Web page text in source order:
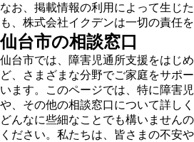
なお、掲載情報の利用によって生じ
も、株式会社イクデンは一切の責任を
仙台市の相談窓口
仙台市では、障害児通所支援をはじ
ど、さまざまな分野でご家庭をサポ
います。このページでは、特に障害
や、その他の相談窓口について詳しく
どんなに些細なことでも構いません
ください。私たちは、皆さまの不安